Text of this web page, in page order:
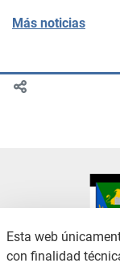
Más noticias
Esta web
con finalidad